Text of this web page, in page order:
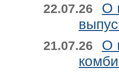
22.07.26
О
21.07.26
О